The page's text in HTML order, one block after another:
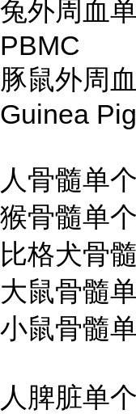
兔外周血
PBMC
豚鼠外周
Guinea
人骨髓单
猴骨髓单
比格犬骨
大鼠骨髓
小鼠骨髓
人脾脏单